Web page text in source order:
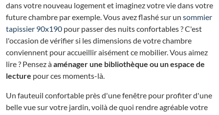
dans votre nouveau logement et imaginez votre vie dans votre
future chambre par exemple. Vous avez flashé sur un sommier
tapissier 90x190 pour passer des nuits confortables ? C'est
l'occasion de vérifier si les dimensions de votre chambre
conviennent pour accueillir aisément ce mobilier. Vous aimez
lire ? Pensez àaménager une bibliothèque ou un espace de
lecture pour ces moments-là.
Un fauteuil confortable près d'une fenêtre pour profiter d'une
belle vue sur votre jardin, voilà de quoi rendre agréable votre